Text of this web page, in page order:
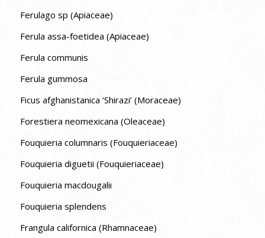
Ferulago sp (Apiaceae)
Ferula assa-foetidea (Apiaceae)
Ferula communis
Ferula gummosa
Ficus afghanistanica ‘Shirazi’ (Moraceae)
Forestiera neomexicana (Oleaceae)
Fouquieria columnaris (Fouquieriaceae)
Fouquieria diguetii (Fouquieriaceae)
Fouquieria macdougalii
Fouquieria splendens
Frangula californica (Rhamnaceae)